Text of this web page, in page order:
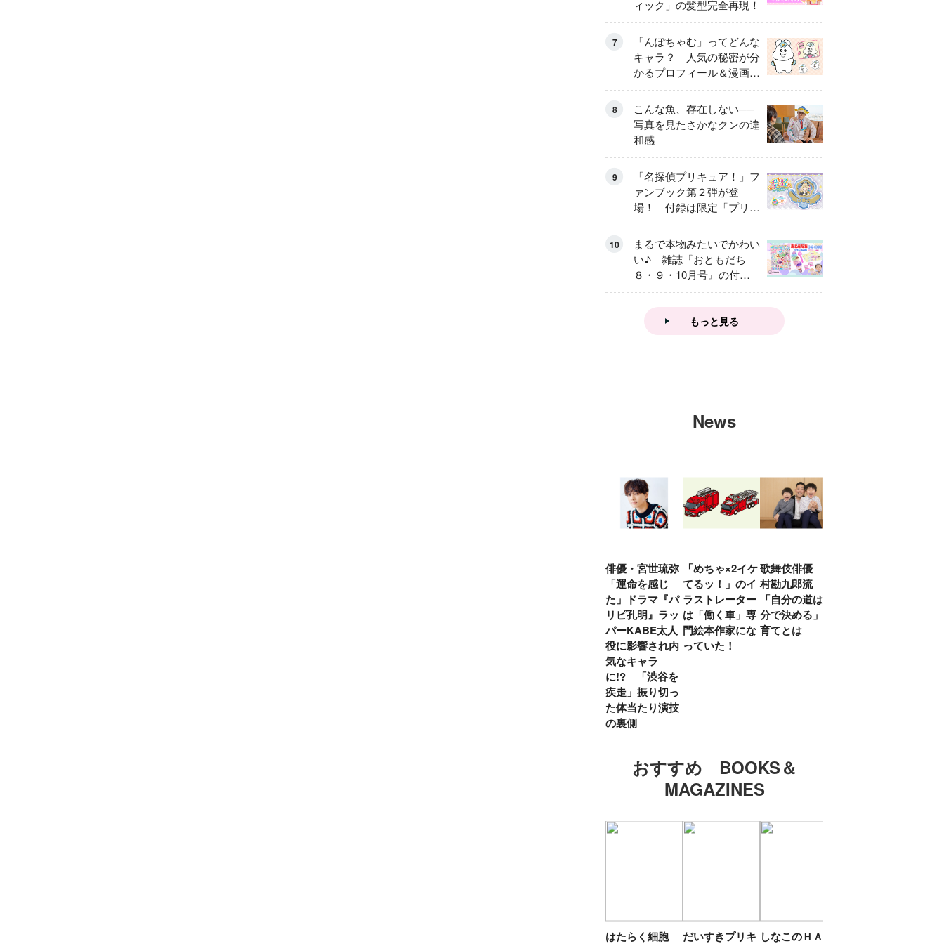
ィック」の髪型完全再現！
7
「んぽちゃむ」ってどんな
キャラ？ 人気の秘密が分
かるプロフィール＆漫画ま
とめ
8
こんな魚、存在しない──
写真を見たさかなクンの違
和感
9
「名探偵プリキュア！」フ
ァンブック第２弾が登
場！ 付録は限定「プリキ
ュアマコトジュエル キュ
アアルカナ・シャドウ ア
イスver.」 キュアエクレ
ールを大特集！
10
まるで本物みたいでかわい
い♪ 雑誌『おともだち
８・９・10月号』の付録
は『サーティワン アイス
もっと見る
News
俳優・宮世琉弥
「運命を感じ
た」ドラマ『パ
リピ孔明』ラッ
パーKABE太人
役に影響され内
気なキャラ
に!? 「渋谷を
疾走」振り切っ
た体当たり演技
の裏側
「めちゃ×2イケ
てるッ！」のイ
ラストレーター
は「働く車」専
門絵本作家にな
っていた！
歌舞伎俳優 中
村勘九郎流
「自分の道は自
分で決める」子
育てとは
おすすめ BOOKS＆
MAGAZINES
はたらく細胞
だいすきプリキ しなこのＨＡＰ